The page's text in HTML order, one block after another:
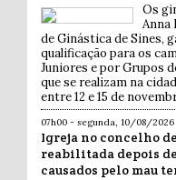
Os
Anna
de Ginástica de Sines,
qualificação para os
Juniores e por Grupos
que se realizam na
entre 12 e 15 de
07h00 - segunda, 10/08/2026
Igreja no concelho
reabilitada depois
causados pelo mau